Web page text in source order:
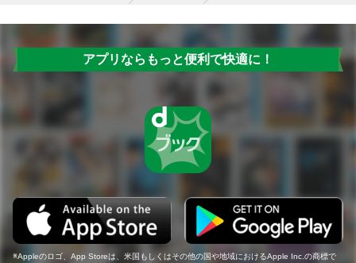
アプリならもっと便利で快適に！
Appleのロゴ、App Storeは、米国もしくはその他の国や地域におけるApple Inc.の商標で